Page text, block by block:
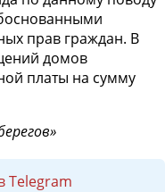
прав граждан. В
домов
платы на сумму
Telegram